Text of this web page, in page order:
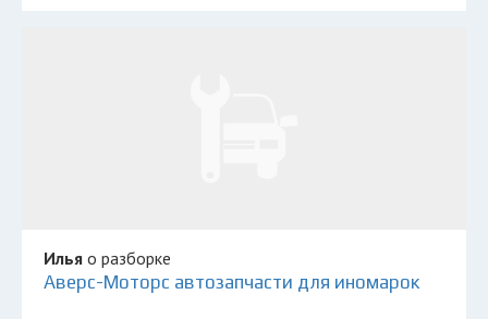
Илья о разборке
Аверс-Моторс автозапчасти для иномарок